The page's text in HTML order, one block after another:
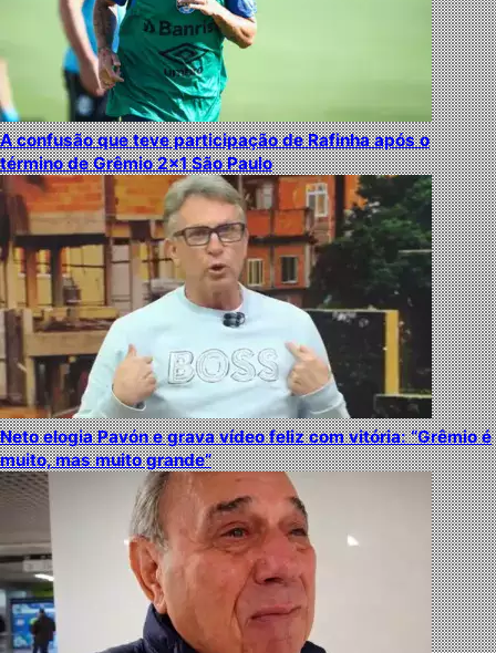
A confusão que teve participação de Rafinha após o
término de Grêmio 2×1 São Paulo
Neto elogia Pavón e grava vídeo feliz com vitória: “Grêmio é
muito, mas muito grande”